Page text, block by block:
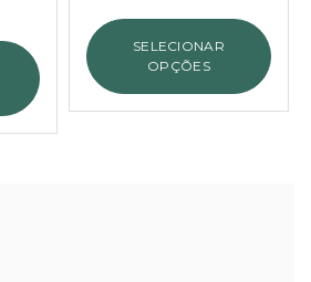
é:
€20.00.
SELECIONAR
OPÇÕES